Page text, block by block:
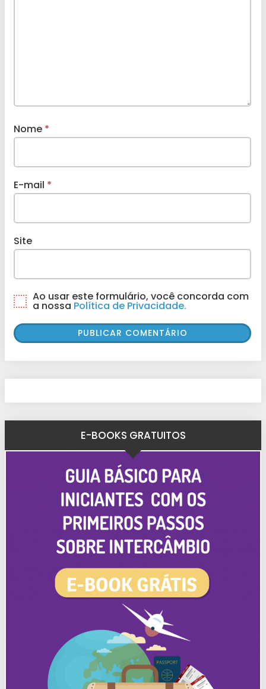
Nome *
E-mail *
Site
Ao usar este formulário, você concorda com
a nossa Política de Privacidade.
E-BOOKS GRATUITOS